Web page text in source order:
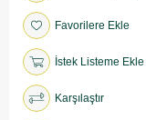
Favorilere Ekle
İstek Listeme Ekle
Karşılaştır